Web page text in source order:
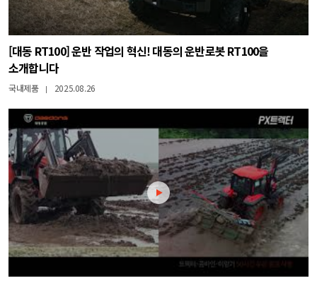
[대동 RT100] 운반 작업의 혁신! 대동의 운반로봇 RT100을
소개합니다
국내제품 | 2025.08.26